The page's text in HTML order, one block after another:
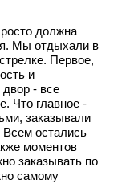
должна
Мы отдыхали в
Первое,
и
двор - все
Что главное -
заказывали
остались
моментов
заказывать по
самому